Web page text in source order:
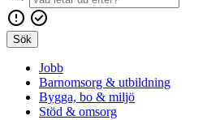
Sök
Jobb
Barnomsorg & utbildning
Bygga, bo & miljö
Stöd & omsorg